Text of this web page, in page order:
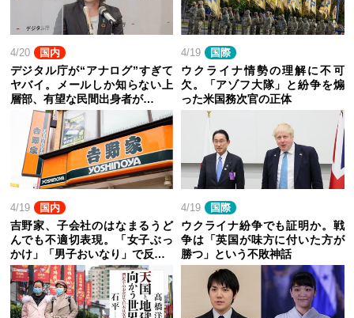
4/20 国内
デジタル庁が“アナログ”すぎて
ヤバイ。メールしか知らない上
層部、有望な民間出身者が…
4/19 国際
ウクライナ情勢の理解に不可
欠。「アゾフ大隊」と紛争を煽
った米国務次官の正体
4/19 国内
吉野家、子会社のはなまるうど
んでも不適切表現。「女子ぶっ
かけ」「男子おいなり」で反…
4/19 国際
ウクライナ紛争でも証明か。戦
争は「英国が味方に付いた方が
勝つ」という不敗神話